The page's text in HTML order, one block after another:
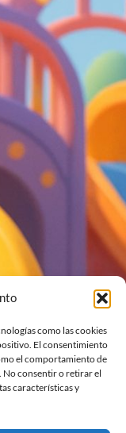
como las cookies
El consentimiento
el comportamiento de
No consentir o retirar el
características y